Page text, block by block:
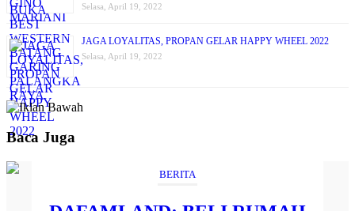
Selasa, April 19, 2022
JAGA LOYALITAS, PROPAN GELAR HAPPY WHEEL 2022
Selasa, April 19, 2022
Baca Juga
BERITA